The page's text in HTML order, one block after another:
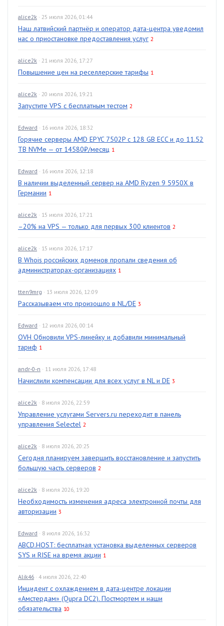
alice2k · 25 июля 2026, 01:44
Наш латвийский партнёр и оператор дата-центра уведомил
нас о приостановке предоставления услуг 2
alice2k · 21 июля 2026, 17:27
Повышение цен на реселлерские тарифы 1
alice2k · 20 июля 2026, 19:21
Запустите VPS с бесплатным тестом 2
Edward · 16 июля 2026, 18:32
Горячие серверы AMD EPYC 7502P с 128 GB ECC и до 11.52
TB NVMe — от 14580₽/месяц 1
Edward · 16 июля 2026, 12:18
В наличии выделенный сервер на AMD Ryzen 9 5950X в
Германии 1
alice2k · 15 июля 2026, 17:21
–20% на VPS — только для первых 300 клиентов 2
alice2k · 15 июля 2026, 17:17
В Whois российских доменов пропали сведения об
администраторах-организациях 1
tten9mrg · 13 июля 2026, 12:09
Рассказываем что произошло в NL/DE 3
Edward · 12 июля 2026, 00:14
OVH Обновили VPS-линейку и добавили минимальный
тариф 1
andr-0-n · 11 июля 2026, 17:48
Начислили компенсации для всех услуг в NL и DE 3
alice2k · 8 июля 2026, 22:59
Управление услугами Servers.ru переходит в панель
управления Selectel 2
alice2k · 8 июля 2026, 20:25
Сегодня планируем завершить восстановление и запустить
большую часть серверов 2
alice2k · 8 июля 2026, 19:20
Необходимость изменения адреса электронной почты для
авторизации 3
Edward · 8 июля 2026, 16:32
ABCD.HOST: бесплатная установка выделенных серверов
SYS и RISE на время акции 1
Alik46 · 4 июля 2026, 22:40
Инцидент с охлаждением в дата-центре локации
«Амстердам» (Qupra DC2). Постмортем и наши
обязательства 10